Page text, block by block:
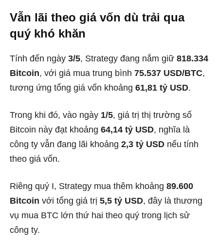
Vẫn lãi theo giá vốn dù trải qua
quý khó khăn
Tính đến ngày 3/5, Strategy đang nắm giữ 818.334
Bitcoin, với giá mua trung bình 75.537 USD/BTC,
tương ứng tổng giá vốn khoảng 61,81 tỷ USD.
Trong khi đó, vào ngày 1/5, giá trị thị trường số
Bitcoin này đạt khoảng 64,14 tỷ USD, nghĩa là
công ty vẫn đang lãi khoảng 2,3 tỷ USD nếu tính
theo giá vốn.
Riêng quý I, Strategy mua thêm khoảng 89.600
Bitcoin với tổng giá trị 5,5 tỷ USD, đây là thương
vụ mua BTC lớn thứ hai theo quý trong lịch sử
công ty.